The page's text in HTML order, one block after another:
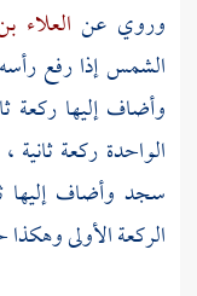
وروي عن العلاء
الشمس إذا رفع
وأضاف إليها ركعة
الواحدة ركعة
سجد وأضاف إليها
الركعة الأولى